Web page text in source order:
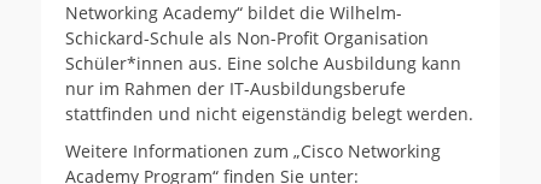
Networking Academy“ bildet die Wilhelm-
Schickard-Schule als Non-Profit Organisation
Schüler*innen aus. Eine solche Ausbildung kann
nur im Rahmen der IT-Ausbildungsberufe
stattfinden und nicht eigenständig belegt werden.
Weitere Informationen zum „Cisco Networking
Academy Program“ finden Sie unter: